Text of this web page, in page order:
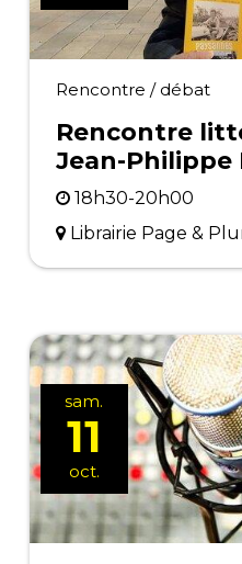
Rencontre / débat
Rencontre
Jean-Philippe
18h30-20h00
Librairie Page &
sam.
11
oct.